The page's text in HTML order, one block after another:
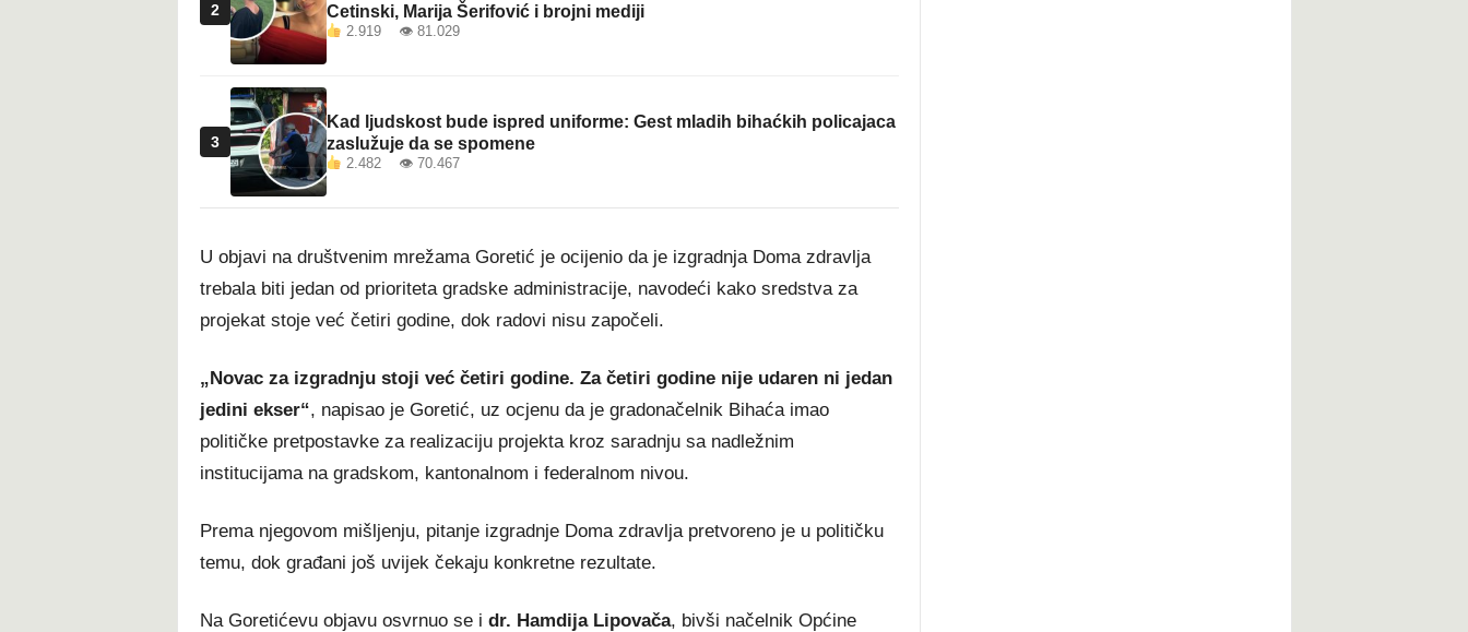
2
Cetinski, Marija Šerifović i brojni mediji
2.919 👁 81.029
3
Kad ljudskost bude ispred uniforme: Gest mladih bihaćkih policajaca
zaslužuje da se spomene
2.482 👁 70.467
U objavi na društvenim mrežama Goretić je ocijenio da je izgradnja Doma zdravlja
trebala biti jedan od prioriteta gradske administracije, navodeći kako sredstva za
projekat stoje već četiri godine, dok radovi nisu započeli.
„Novac za izgradnju stoji već četiri godine. Za četiri godine nije udaren ni jedan
jedini ekser“, napisao je Goretić, uz ocjenu da je gradonačelnik Bihaća imao
političke pretpostavke za realizaciju projekta kroz saradnju sa nadležnim
institucijama na gradskom, kantonalnom i federalnom nivou.
Prema njegovom mišljenju, pitanje izgradnje Doma zdravlja pretvoreno je u političku
temu, dok građani još uvijek čekaju konkretne rezultate.
Na Goretićevu objavu osvrnuo se i dr. Hamdija Lipovača, bivši načelnik Općine